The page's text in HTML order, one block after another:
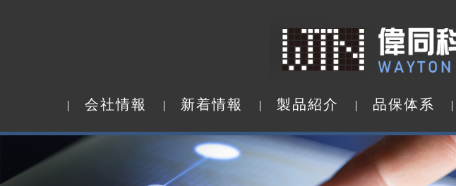
会社情報
新着情報
製品紹介
品保体 系